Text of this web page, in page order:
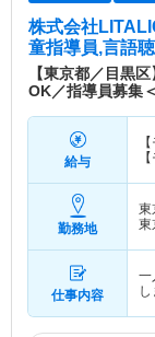
株式会社
童指導員,言語
【東京都／目黒
OK／指導員募集
給与
勤務地
東
東
仕事内容
一